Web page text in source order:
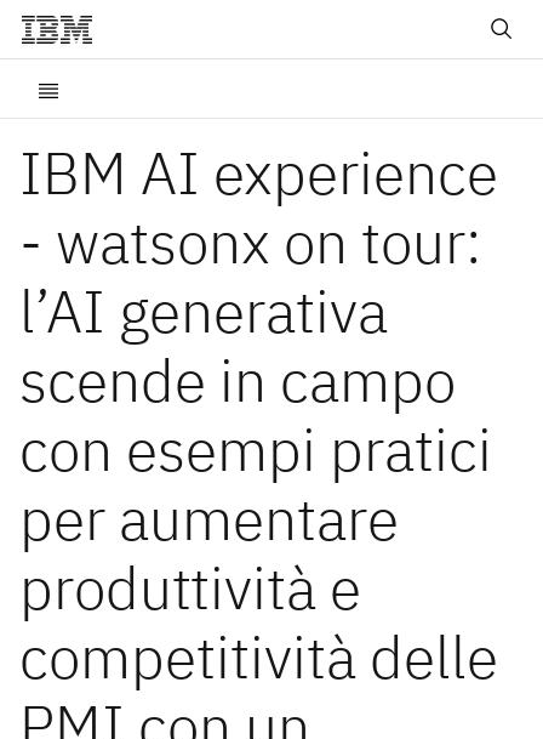
IBM AI experience
- watsonx on tour:
l’AI generativa
scende in campo
con esempi pratici
per aumentare
produttività e
competitività delle